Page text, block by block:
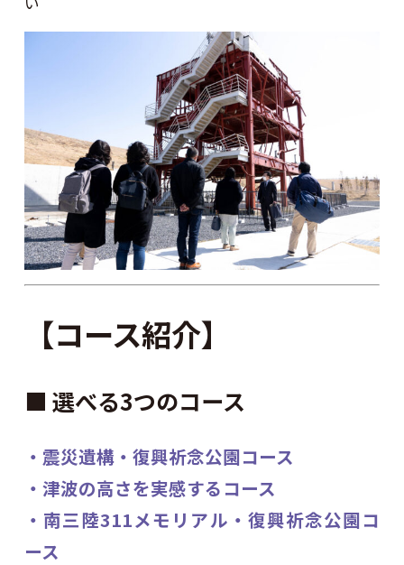
【コース紹介】
■ 選べる3つのコース
・震災遺構・復興祈念公園コース
・津波の高さを実感するコース
・南三陸311メモリアル・復興祈念公園コ
ース